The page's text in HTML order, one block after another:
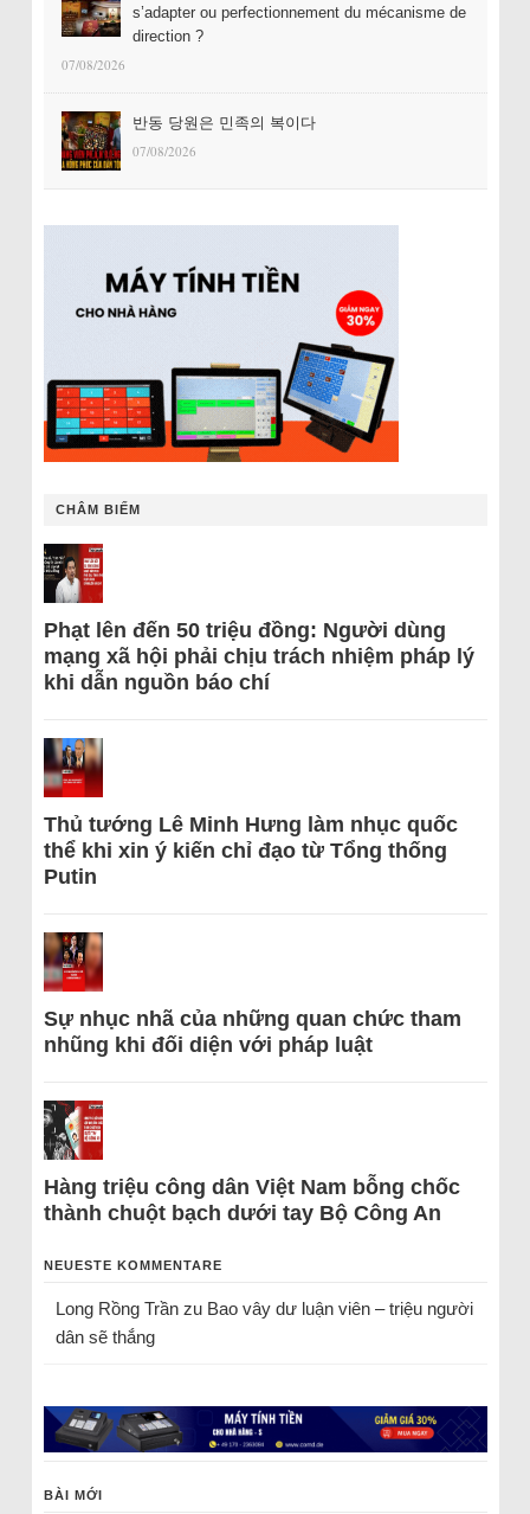
s’adapter ou perfectionnement du mécanisme de
direction ?
07/08/2026
반동 당원은 민족의 복이다
07/08/2026
CHÂM BIẾM
Phạt lên đến 50 triệu đồng: Người dùng
mạng xã hội phải chịu trách nhiệm pháp lý
khi dẫn nguồn báo chí
Thủ tướng Lê Minh Hưng làm nhục quốc
thể khi xin ý kiến chỉ đạo từ Tổng thống
Putin
Sự nhục nhã của những quan chức tham
nhũng khi đối diện với pháp luật
Hàng triệu công dân Việt Nam bỗng chốc
thành chuột bạch dưới tay Bộ Công An
NEUESTE KOMMENTARE
Long Rồng Trầnzu Bao vây dư luận viên – triệu người
dân sẽ thắng
BÀI MỚI